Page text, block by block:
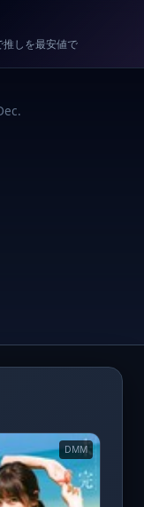
しを最安値で
DMM